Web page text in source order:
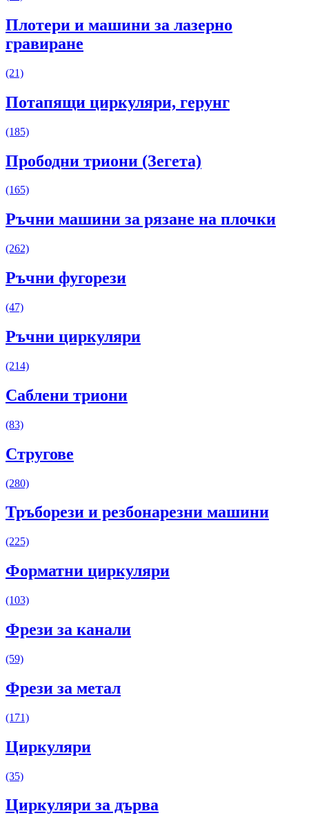
Плотери и машини за лазерно
гравиране
(21)
Потапящи циркуляри, герунг
(185)
Прободни триони (Зегета)
(165)
Ръчни машини за рязане на плочки
(262)
Ръчни фугорези
(47)
Ръчни циркуляри
(214)
Саблени триони
(83)
Стругове
(280)
Тръборези и резбонарезни машини
(225)
Форматни циркуляри
(103)
Фрези за канали
(59)
Фрези за метал
(171)
Циркуляри
(35)
Циркуляри за дърва